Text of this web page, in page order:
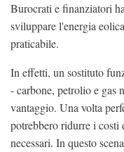
Burocrati e finanziatori
sviluppare l'energia
praticabile.
In effetti, un sostituto
- carbone, petrolio e gas
vantaggio. Una volta
potrebbero ridurre i costi
necessari. In questo